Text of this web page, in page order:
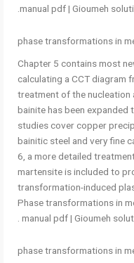
manual pdf | Gioumeh
phase transformations in
Chapter 5 contains most
calculating a CCT diagram
treatment of the
bainite has been expanded
studies cover copper
bainitic steel and very fine
6, a more detailed
martensite is included to
transformation-induced
Phase transformations in
manual pdf | Gioumeh
phase transformations in